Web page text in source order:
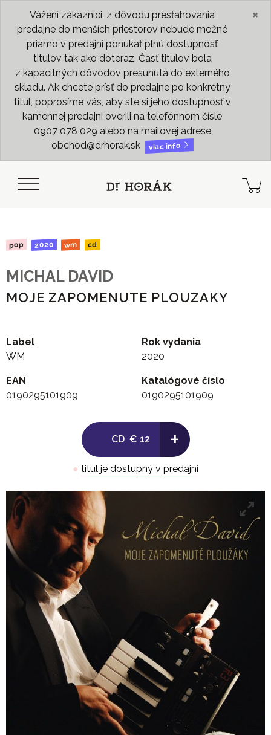
Vážení zákazníci, z dôvodu presťahovania
predajne do menších priestorov nebude možné
priamo v predajni ponúkať plnú dostupnosť
titulov tak ako doteraz. Časť titulov bola
z kapacitných dôvodov presunutá do externého
skladu. Ak chcete prísť do predajne po konkrétny
titul, poprosíme vás, aby ste si jeho dostupnosť v
kamennej predajni overili na telefónnom čísle
0907 078 029 alebo na mailovej adrese
obchod@drhorak.sk
viac info
×
pop 2020 wm cd
MICHAL DAVID
MOJE ZAPOMENUTE PLOUZAKY
Label
WM
Rok vydania
2020
EAN
0190295101909
Katalógové číslo
0190295101909
CD € 12 +
● titul je dostupný v predajni